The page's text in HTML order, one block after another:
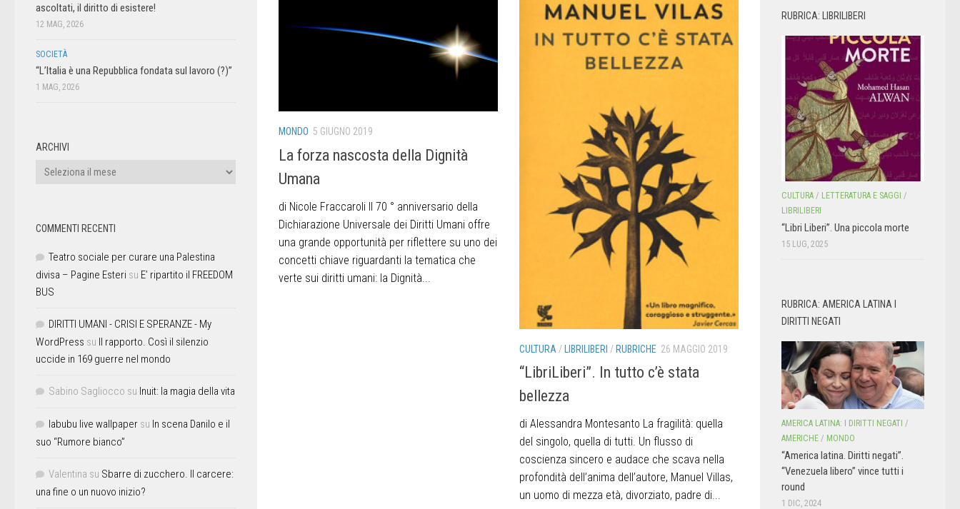
MONDO 5 GIUGNO 2019
La forza nascosta della Dignità
Umana
di Nicole Fraccaroli Il 70 ° anniversario della
Dichiarazione Universale dei Diritti Umani offre
una grande opportunità per riflettere su uno dei
concetti chiave riguardanti la tematica che
verte sui diritti umani: la Dignità...
CULTURA / LIBRILIBERI / RUBRICHE 26 MAGGIO 2019
“LibriLiberi”. In tutto c’è stata
bellezza
di Alessandra Montesanto La fragilità: quella
del singolo, quella di tutti. Un flusso di
coscienza sincero e audace che scava nella
profondità dell’anima dell’autore, Manuel Villas,
un uomo di mezza età, divorziato, padre di...
ascoltati, il diritto di esistere!
12 MAG, 2026
SOCIETÀ
“L’Italia è una Repubblica fondata sul lavoro (?)”
1 MAG, 2026
ARCHIVI
COMMENTI RECENTI
Teatro sociale per curare una Palestina
divisa – Pagine Esteri su E’ ripartito il FREEDOM
BUS
DIRITTI UMANI - CRISI E SPERANZE - My
WordPress su Il rapporto. Così il silenzio
uccide in 169 guerre nel mondo
Sabino Sagliocco su Inuit: la magia della vita
labubu live wallpaper su In scena Danilo e il
suo “Rumore bianco”
Valentina su Sbarre di zucchero. Il carcere:
una fine o un nuovo inizio?
RUBRICA: LIBRILIBERI
CULTURA / LETTERATURA E SAGGI /
LIBRILIBERI
“Libri Liberi”. Una piccola morte
15 LUG, 2025
RUBRICA: AMERICA LATINA I
DIRITTI NEGATI
AMERICA LATINA: I DIRITTI NEGATI /
AMERICHE / MONDO
“America latina. Diritti negati”.
“Venezuela libero” vince tutti i
round
1 DIC, 2024